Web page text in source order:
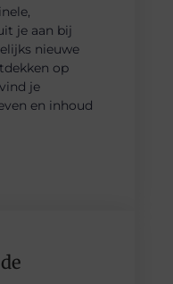
je aan bij
nieuwe
op
je
en inhoud